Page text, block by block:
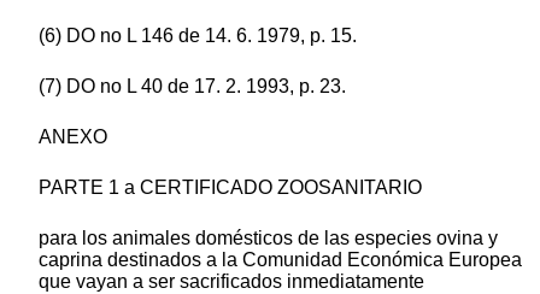
(6) DO no L 146 de 14. 6. 1979, p. 15.
(7) DO no L 40 de 17. 2. 1993, p. 23.
ANEXO
PARTE 1 a CERTIFICADO ZOOSANITARIO
para los animales domésticos de las especies ovina y
caprina destinados a la Comunidad Económica Europea
que vayan a ser sacrificados inmediatamente